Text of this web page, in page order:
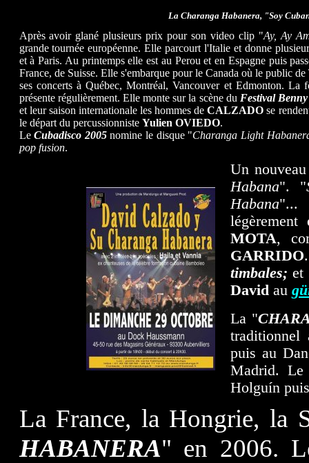
La Charanga Habanera, "Soy
Après avoir glané plusieurs prix pour son video clip "Ay, Ay
grande tournée européenne. Elle parcourt l'Italie et donne
et à Paris. Au printemps elle est au Perou et en Espagne puis
France, de Suisse. Elle s'embarque pour le Canada où le public
ses concerts à Québec, Montréal, Vancouver et Edmonton.
présente régulièrement. Elle monte sur la scène du Festival
et leur saison internationale les hommes deCALZADO se
le départ du percussionniste Yulien OVIEDO.
LeCubadisco 2005nomine le disque "Charanga Light
pop fusion.
Un
Habana". "
Habana"...
MOTA,
GARRIDO
timbales; et
Davidau
La "
traditionnel
puis au
Madrid.
Holguín
La France, la Hongrie, la
HABANERA" en 2006.